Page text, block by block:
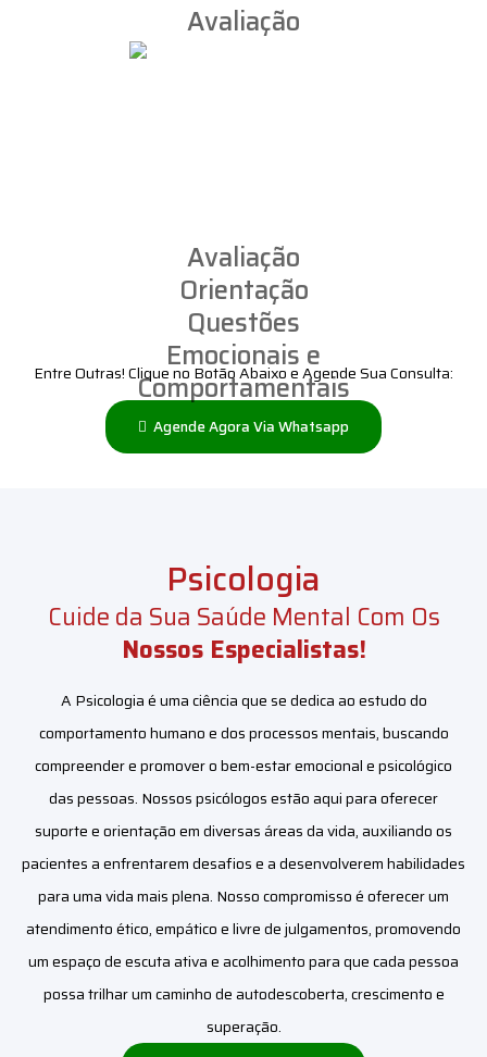
Avaliação
Avaliação
Orientação
Questões
Emocionais e
Comportamentais
Entre Outras! Clique no Botão Abaixo e Agende Sua Consulta:
Agende Agora Via Whatsapp
Psicologia
Cuide da Sua Saúde Mental Com Os
Nossos Especialistas!
A Psicologia é uma ciência que se dedica ao estudo do
comportamento humano e dos processos mentais, buscando
compreender e promover o bem-estar emocional e psicológico
das pessoas. Nossos psicólogos estão aqui para oferecer
suporte e orientação em diversas áreas da vida, auxiliando os
pacientes a enfrentarem desafios e a desenvolverem habilidades
para uma vida mais plena. Nosso compromisso é oferecer um
atendimento ético, empático e livre de julgamentos, promovendo
um espaço de escuta ativa e acolhimento para que cada pessoa
possa trilhar um caminho de autodescoberta, crescimento e
superação.